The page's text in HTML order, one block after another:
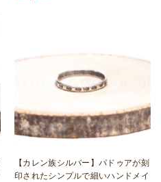
【カレン族シルバー】パドゥアが刻
印されたシンプルで細いハンドメイ